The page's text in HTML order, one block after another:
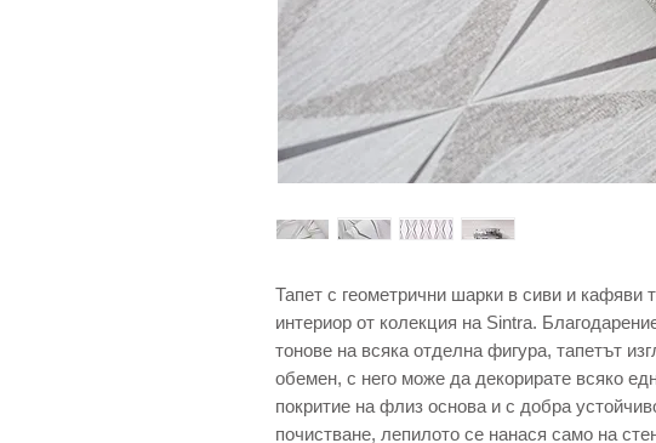
Тапет с геометрични шарки в сиви и кафяви
интериор от колекция на Sintra.
тонове на всяка отделна фигура, тапетът
обемен, с него може да декорирате всяко
покритие на флиз основа и с добра
почистване, лепилото се нанася само на